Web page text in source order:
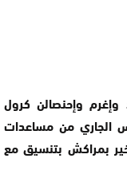
سعيد وإغرم وإحنصالن كرول
دمنات، اليوم الأحد 14 مارس الجاري من مساعدات
بمراكش بتنسيق مع